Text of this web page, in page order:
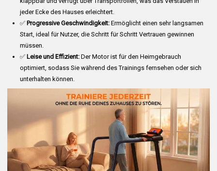
jeder Ecke des Hauses erleichtert.
✅ Progressive Geschwindigkeit: Ermöglicht einen sehr langsamen
Start, ideal für Nutzer, die Schritt für Schritt Vertrauen gewinnen
müssen.
✅ Leise und Effizient: Der Motor ist für den Heimgebrauch
optimiert, sodass Sie während des Trainings fernsehen oder sich
unterhalten können.